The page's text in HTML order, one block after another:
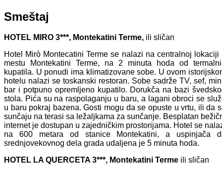
Smeštaj
HOTEL MIRO 3***, Montekatini Terme, ili sličan
Hotel Mirò Montecatini Terme se nalazi na centralnoj lokaciji
mestu Montekatini Terme, na 2 minuta hoda od
kupatila. U ponudi ima klimatizovane sobe. U ovom
hotelu nalazi se toskanski restoran. Sobe sadrže TV, sef,
bar i potpuno opremljeno kupatilo. Dorukča na bazi
stola. Pića su na raspolaganju u baru, a lagani obroci se
u baru pokraj bazena. Gosti mogu da se opuste u vrtu, ili da
sunčaju na terasi sa ležaljkama za sunčanje. Besplatan
internet je dostupan u zajedničkim prostorijama. Hotel se
na 600 metara od stanice Montekatini, a uspinjača
srednjovekovnog dela grada udaljena je 5 minuta hoda.
HOTEL LA QUERCETA 3***, Montekatini Terme ili sličan